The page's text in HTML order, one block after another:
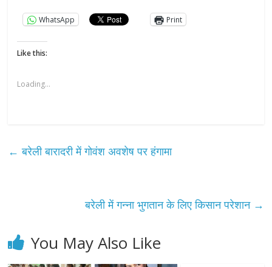
WhatsApp Print
Like this:
Loading...
← बरेली बारादरी में गोवंश अवशेष पर हंगामा
बरेली में गन्ना भुगतान के लिए किसान परेशान →
You May Also Like